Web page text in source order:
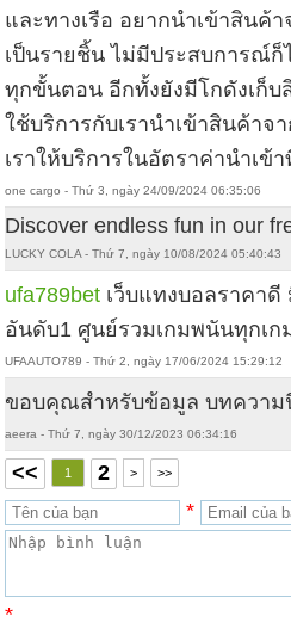
และทางเรือ อยากนำเข้าสินค้
เป็นรายชิ้น ไม่มีประสบการณ์
ทุกขั้นตอน อีกทั้งยังมีโกดังเก็บ
ใช้บริการกับเรานำเข้าสินค้าจ
เราให้บริการในอัตราค่านำเข้
one cargo - Thứ 3, ngày 24/09/2024 06:35:06
Discover endless fun in our
LUCKY COLA - Thứ 7, ngày 10/08/2024 05:40:43
ufa789bet เว็บแทงบอลราคา
อันดับ1 ศูนย์รวมเกมพนันทุกเ
UFAAUTO789 - Thứ 2, ngày 17/06/2024 15:29:12
ขอบคุณสำหรับข้อมูล บทควา
aeera - Thứ 7, ngày 30/12/2023 06:34:16
<< 1 2 > >>
*
*